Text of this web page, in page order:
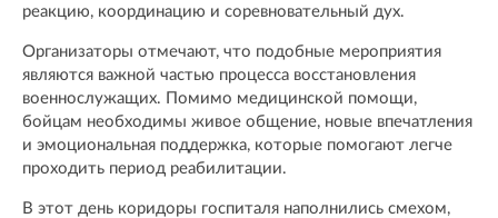
реакцию, координацию и соревновательный дух.
Организаторы отмечают, что подобные мероприятия
являются важной частью процесса восстановления
военнослужащих. Помимо медицинской помощи,
бойцам необходимы живое общение, новые впечатления
и эмоциональная поддержка, которые помогают легче
проходить период реабилитации.
В этот день коридоры госпиталя наполнились смехом,